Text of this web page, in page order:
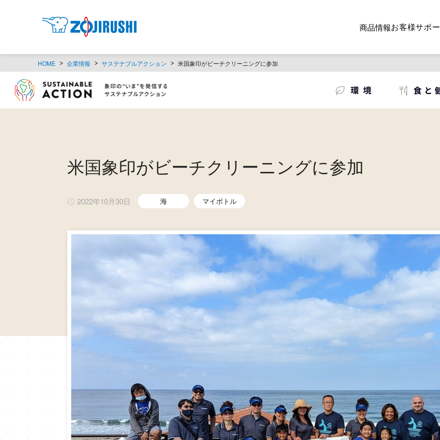
商品情報お客様サポ
HOME 企業情報 サステナブルアクション 米国象印がビーチクリーニングに参加
米国象印がビーチクリーニングに参加
2022年10月30日 海 マイボトル